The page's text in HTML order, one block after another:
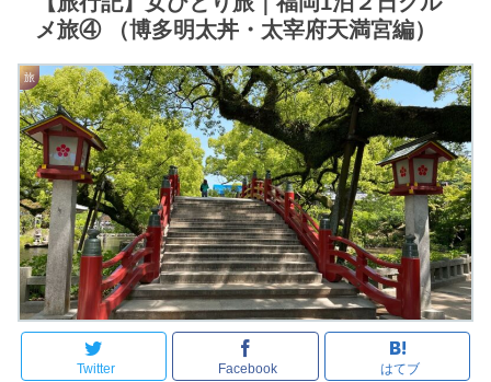
メ旅④ （博多明太丼・太宰府天満宮編）
旅
Twitter Facebook はてブ